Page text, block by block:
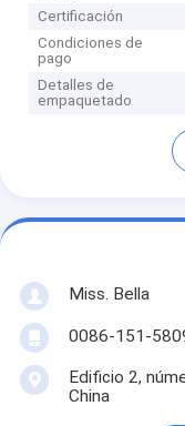
Certificación
Condiciones de
pago
Detalles de
empaquetado
Miss. Bella
0086-151-
Edificio 2,
China